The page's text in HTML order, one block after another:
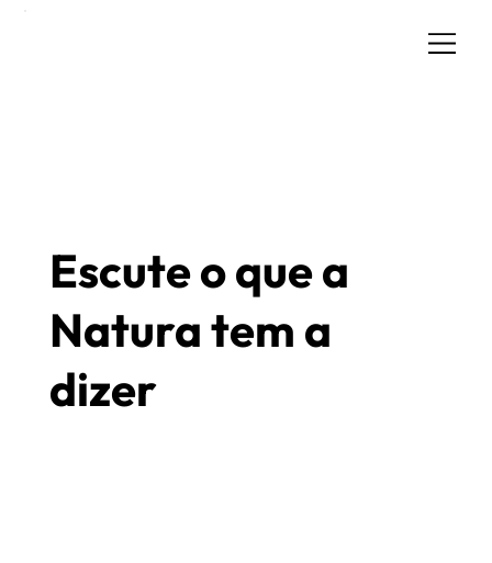
Escute o que a
Natura tem a
dizer